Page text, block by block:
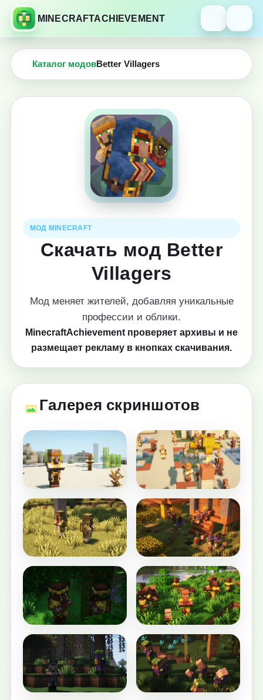
MINECRAFTACHIEVEMENT
Каталог модовBetter Villagers
МОД MINECRAFT
Скачать мод Better
Villagers
Мод меняет жителей, добавляя уникальные
профессии и облики.
MinecraftAchievement проверяет архивы и не
размещает рекламу в кнопках скачивания.
Галерея скриншотов